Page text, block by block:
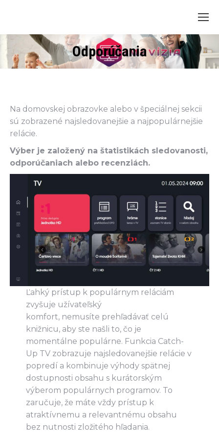
Odporúčania
Na domovskej obrazovke alebo v špeciálnej sekcii
sú zobrazené najsledovanejšie a najpopulárnejšie
relácie.
Výber je založený na štatistikách sledovanosti,
odporúčaniach alebo recenziách.
Ľahký prístup k populárnym reláciám
zvyšuje užívateľský
komfort, nemusíte prehľadávať celú
knižnicu, aby ste našli to, čo je
momentálne populárne. Funkcia Catch-
Up TV zobrazuje najsledovanejšie relácie v
popredí a kombinuje výhody spätnej
dostupnosti obsahu s kurátorským
výberom populárnych programov. To
zaručuje, že máte vždy prístup k
atraktívnemu a relevantnému obsahu
bez nutnosti zložitého hľadania.